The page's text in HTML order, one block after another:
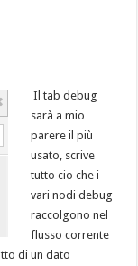
Il tab debug
sarà a mio
parere il più
usato, scrive
tutto cio che i
vari nodi debug
raccolgono nel
flusso corrente
di un dato